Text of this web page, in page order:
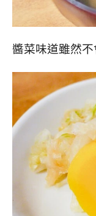
醬菜味道雖然